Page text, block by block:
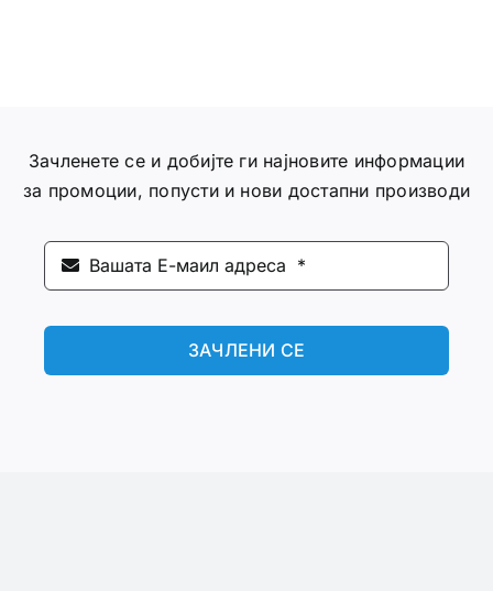
Зачленете се и добијте ги најновите информации
за промоции, попусти и нови достапни производи
ЗАЧЛЕНИ СЕ